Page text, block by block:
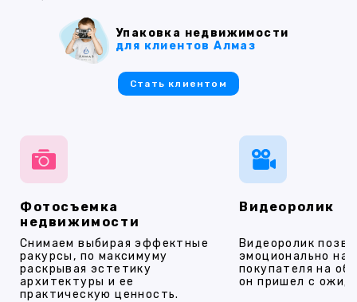
Фотосъемка
недвижимости
Снимаем выбирая эффектные
ракурсы, по максимуму
раскрывая эстетику
архитектуры и ее
практическую ценность.
Видеоролик
Видеоролик
эмоционально
покупателя на
он пришел с
Упаковка недвижимости
для клиентов Алмаз
Стать клиентом